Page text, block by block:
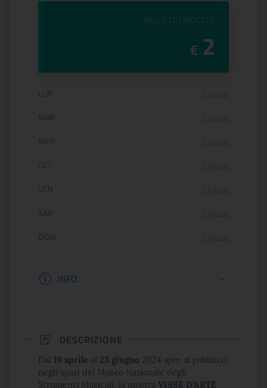
PREZZO DEL
BIGLIETTO RIDOTTO
€ 2
Orario di apertura:
LUN
MAR
MER
GIO
VEN
SAB
DOM
Informazioni biglietteria
INFO
DESCRIZIONE
Dal 19 aprile al 23 giugno 2024 apre al pubblico,
negli spazi del Museo Nazionale degli
Strumenti Musicali, la mostra VISSE D’ARTE